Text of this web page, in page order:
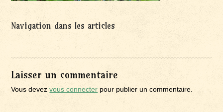
Navigation dans les articles
Laisser un commentaire
Vous devezvous connecter pour publier un commentaire.